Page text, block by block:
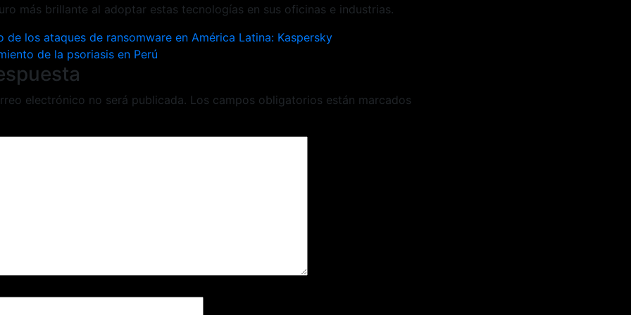
más brillante al adoptar estas tecnologías en sus oficinas e industrias.
de los ataques de ransomware en América Latina: Kaspersky
de la psoriasis en Perú
electrónico no será publicada. Los campos obligatorios están marcados